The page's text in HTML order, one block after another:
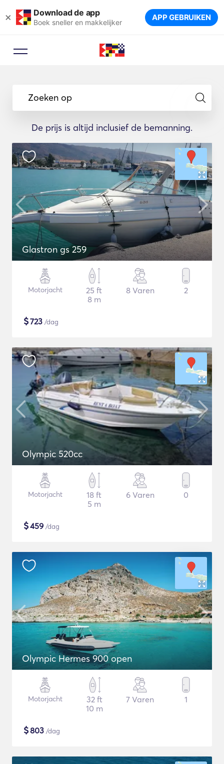
× Download de app
Boek sneller en makkelijker APP GEBRUIKEN
Zoeken op
De prijs is altijd inclusief de bemanning.
Glastron gs 259
Motorjacht
25 ft
8 m
8 Varen 2
$723 /dag
Olympic 520cc
Motorjacht
18 ft
5 m
6 Varen 0
$459 /dag
Olympic Hermes 900 open
Motorjacht
32 ft
10 m
7 Varen 1
$803 /dag